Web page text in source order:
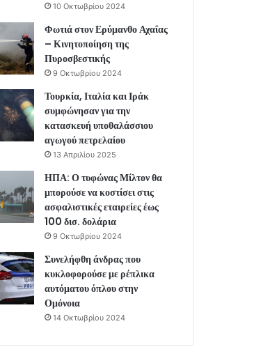
10 Οκτωβρίου 2024
Φωτιά στον Ερύμανθο Αχαΐας
– Κινητοποίηση της
Πυροσβεστικής
9 Οκτωβρίου 2024
Τουρκία, Ιταλία και Ιράκ
συμφώνησαν για την
κατασκευή υποθαλάσσιου
αγωγού πετρελαίου
13 Απριλίου 2025
ΗΠΑ: Ο τυφώνας Μίλτον θα
μπορούσε να κοστίσει στις
ασφαλιστικές εταιρείες έως
100 δισ. δολάρια
9 Οκτωβρίου 2024
Συνελήφθη άνδρας που
κυκλοφορούσε με ρέπλικα
αυτόματου όπλου στην
Ομόνοια
14 Οκτωβρίου 2024